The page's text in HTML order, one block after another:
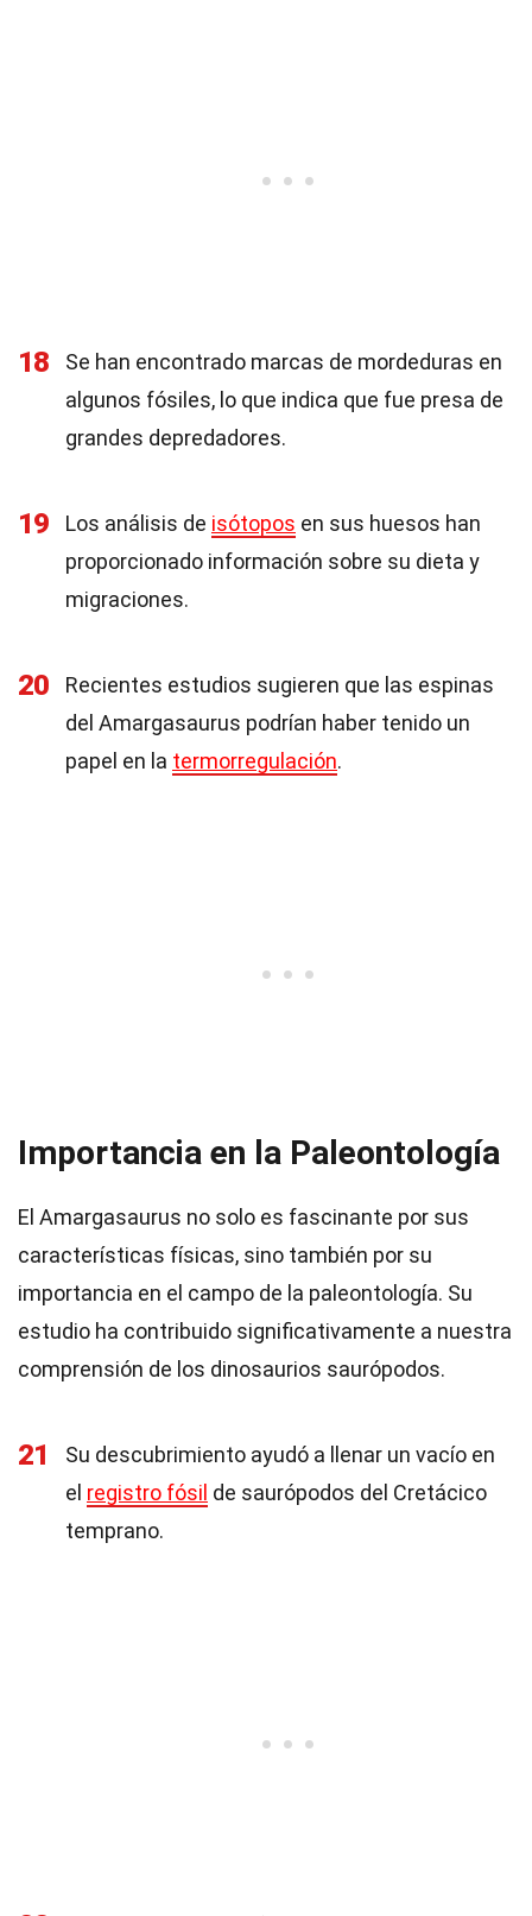
18
Se han encontrado marcas de mordeduras en
algunos fósiles, lo que indica que fue presa de
grandes depredadores.
19 Los análisis de isótopos en sus huesos han
proporcionado información sobre su dieta y
migraciones.
20
Recientes estudios sugieren que las espinas
del Amargasaurus podrían haber tenido un
papel en la termorregulación.
Importancia en la Paleontología
El Amargasaurus no solo es fascinante por sus
características físicas, sino también por su
importancia en el campo de la paleontología. Su
estudio ha contribuido significativamente a nuestra
comprensión de los dinosaurios saurópodos.
21
Su descubrimiento ayudó a llenar un vacío en
el registro fósil de saurópodos del Cretácico
temprano.